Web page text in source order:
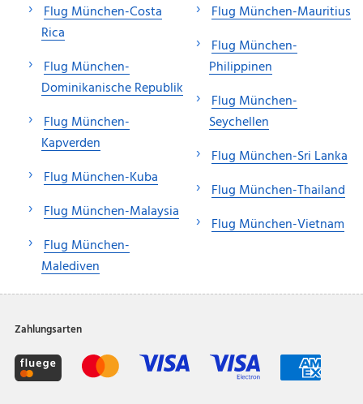
Flug München-Costa
Rica
Flug München-
Dominikanische Republik
Flug München-
Kapverden
Flug München-Kuba
Flug München-Malaysia
Flug München-
Malediven
Flug München-Mauritius
Flug München-
Philippinen
Flug München-
Seychellen
Flug München-Sri Lanka
Flug München-Thailand
Flug München-Vietnam